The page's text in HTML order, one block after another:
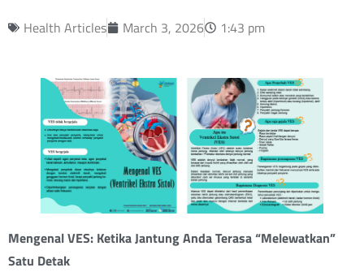
Health Articles March 3, 2026 1:43 pm
Mengenal VES: Ketika Jantung Anda Terasa “Melewatkan”
Satu Detak